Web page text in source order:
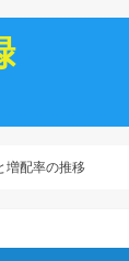
増配率の推移